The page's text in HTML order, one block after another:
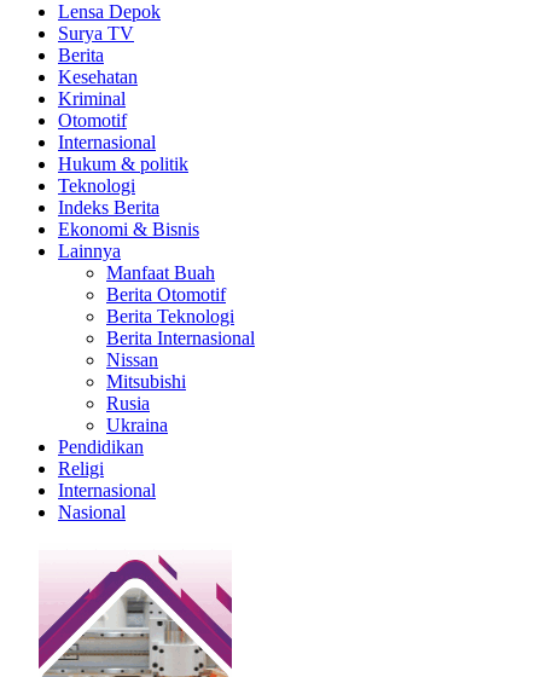
Lensa Depok
Surya TV
Berita
Kesehatan
Kriminal
Otomotif
Internasional
Hukum & politik
Teknologi
Indeks Berita
Ekonomi & Bisnis
Lainnya
Manfaat Buah
Berita Otomotif
Berita Teknologi
Berita Internasional
Nissan
Mitsubishi
Rusia
Ukraina
Pendidikan
Religi
Internasional
Nasional